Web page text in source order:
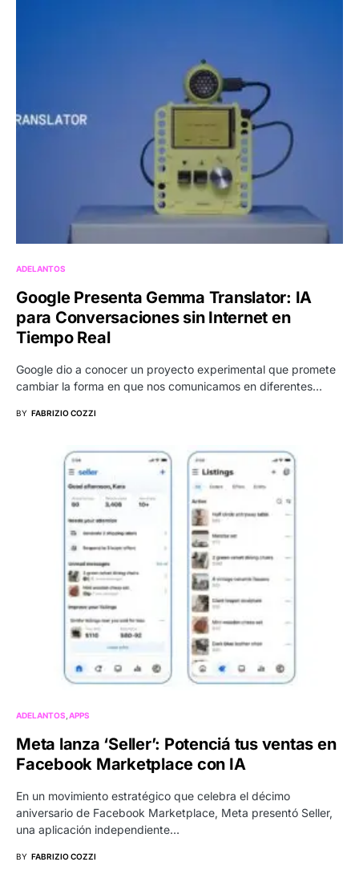
ADELANTOS
Google Presenta Gemma Translator: IA
para Conversaciones sin Internet en
Tiempo Real
Google dio a conocer un proyecto experimental que promete
cambiar la forma en que nos comunicamos en diferentes…
BY FABRIZIO COZZI
ADELANTOS APPS
Meta lanza ‘Seller’: Potenciá tus ventas en
Facebook Marketplace con IA
En un movimiento estratégico que celebra el décimo
aniversario de Facebook Marketplace, Meta presentó Seller,
una aplicación independiente…
BY FABRIZIO COZZI